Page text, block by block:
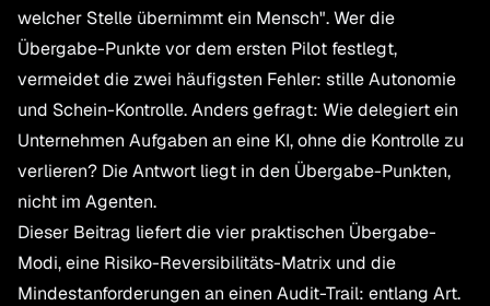
welcher Stelle übernimmt ein Mensch". Wer die
Übergabe-Punkte vor dem ersten Pilot festlegt,
vermeidet die zwei häufigsten Fehler: stille Autonomie
und Schein-Kontrolle. Anders gefragt: Wie delegiert ein
Unternehmen Aufgaben an eine KI, ohne die Kontrolle zu
verlieren? Die Antwort liegt in den Übergabe-Punkten,
nicht im Agenten.
Dieser Beitrag liefert die vier praktischen Übergabe-
Modi, eine Risiko-Reversibilitäts-Matrix und die
Mindestanforderungen an einen Audit-Trail: entlang Art.